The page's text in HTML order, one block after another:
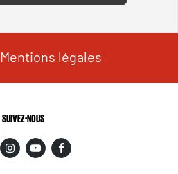
Mentions légales
SUIVEZ-NOUS